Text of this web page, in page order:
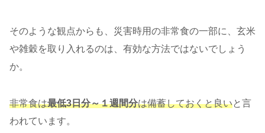
そのような観点からも、災害時用の非常食の一部に、玄米
や雑穀を取り入れるのは、有効な方法ではないでしょう
か。
非常食は最低3日分～１週間分は備蓄しておくと良いと言
われています。